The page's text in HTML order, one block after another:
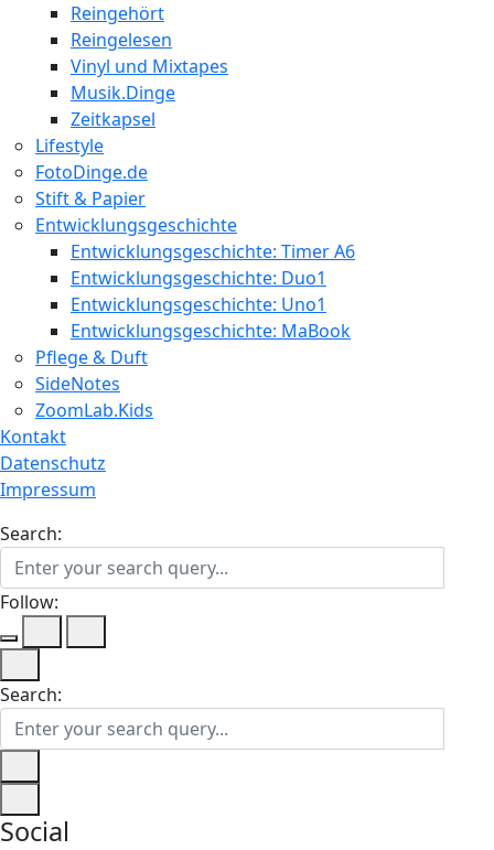
Reingehört
Reingelesen
Vinyl und Mixtapes
Musik.Dinge
Zeitkapsel
Lifestyle
FotoDinge.de
Stift & Papier
Entwicklungsgeschichte
Entwicklungsgeschichte: Timer A6
Entwicklungsgeschichte: Duo1
Entwicklungsgeschichte: Uno1
Entwicklungsgeschichte: MaBook
Pflege & Duft
SideNotes
ZoomLab.Kids
Kontakt
Datenschutz
Impressum
Search:
Follow:
Search:
Social